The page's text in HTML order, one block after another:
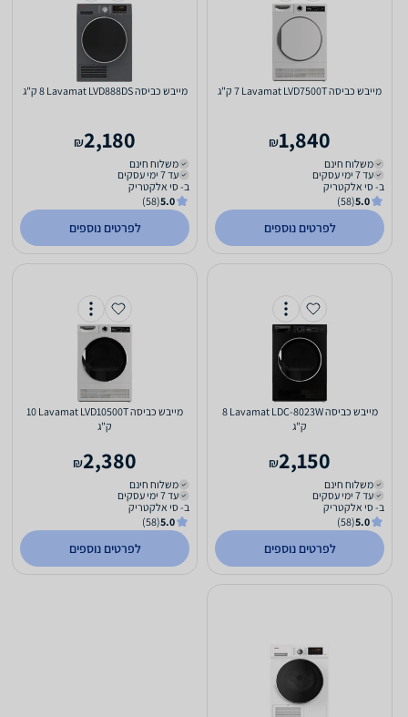
מייבש כביסה Lavamat LVD7500T ‏7 ‏ק"ג
1,840
₪
משלוח חינם
עד 7 ימי עסקים
ב- סי אלקטריק
5.0
(58)
לפרטים נוספים
מייבש כביסה Lavamat LVD888DS ‏8 ‏ק"ג
2,180
₪
משלוח חינם
עד 7 ימי עסקים
ב- סי אלקטריק
5.0
(58)
לפרטים נוספים
מייבש כביסה Lavamat LDC-8023W ‏8
‏ק"ג
2,150
₪
משלוח חינם
עד 7 ימי עסקים
ב- סי אלקטריק
5.0
(58)
לפרטים נוספים
מייבש כביסה Lavamat LVD10500T ‏10
‏ק"ג
2,380
₪
משלוח חינם
עד 7 ימי עסקים
ב- סי אלקטריק
5.0
(58)
לפרטים נוספים